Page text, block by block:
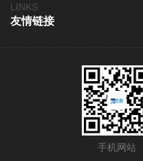
LINKS
友情链接
手机网站